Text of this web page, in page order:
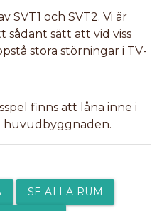
SVT1 och SVT2. Vi är
sådant sätt att vid viss
stora störningar i TV-
finns att låna inne i
huvudbyggnaden.
SE ALLA RUM